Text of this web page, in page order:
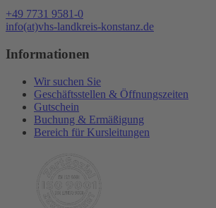
+49 7731 9581-0
info(at)vhs-landkreis-konstanz.de
Informationen
Wir suchen Sie
Geschäftsstellen & Öffnungszeiten
Gutschein
Buchung & Ermäßigung
Bereich für Kursleitungen